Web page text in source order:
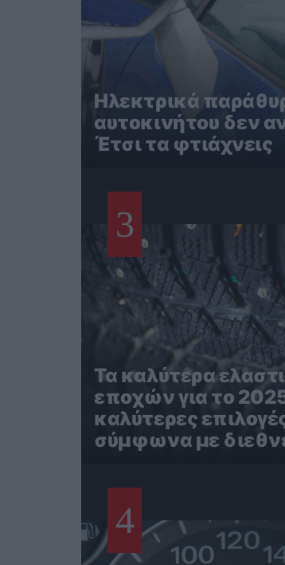
Ηλεκτρικά
αυτοκινήτου δεν
Έτσι τα φτιάχνεις
3
Τα καλύτερα
εποχών για το
καλύτερες
σύμφωνα με
4